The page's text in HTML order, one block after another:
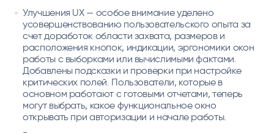
Улучшения UX — особое внимание уделено
усовершенствованию пользовательского опыта за
счет доработок области захвата, размеров и
расположения кнопок, индикации, эргономики окон
работы с выборками или вычислимыми фактами.
Добавлены подсказки и проверки при настройке
критических полей. Пользователи, которые в
основном работают с готовыми отчетами, теперь
могут выбрать, какое функциональное окно
открывать при авторизации и начале работы.